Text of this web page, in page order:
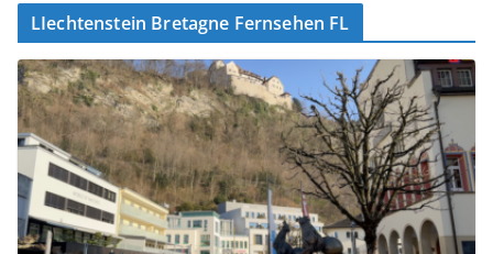
LIechtenstein Bretagne Fernsehen FL